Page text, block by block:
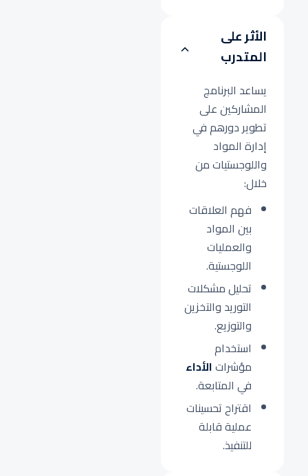
الأثر على
المتدرب
يساعد البرنامج
المشاركين على
تطوير دورهم في
إدارة المواد
واللوجستيات من
خلال:
فهم العلاقات
بين المواد
والعمليات
اللوجستية.
تحليل مشكلات
التوريد والتخزين
والتوزيع.
استخدام
مؤشراتالأداء
في المتابعة.
اقتراح تحسينات
عملية قابلة
للتنفيذ.